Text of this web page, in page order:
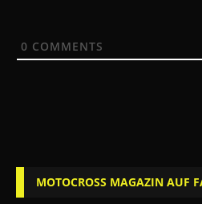
0 COMMENTS
MOTOCROSS MAGAZIN AUF